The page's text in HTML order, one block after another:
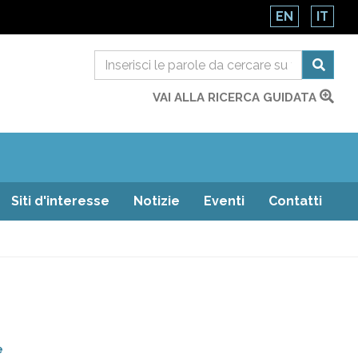
EN IT
VAI ALLA RICERCA GUIDATA
Siti d'interesse Notizie Eventi Contatti